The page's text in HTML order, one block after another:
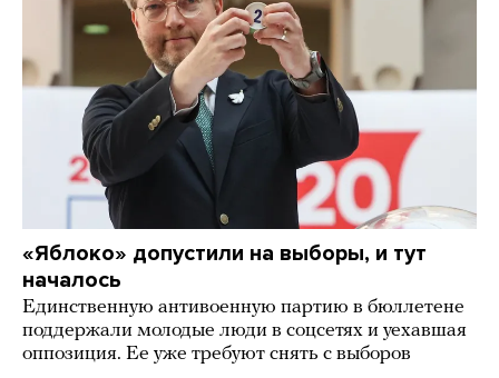
«Яблоко» допустили на выборы, и тут
началось
Единственную антивоенную партию в бюллетене
поддержали молодые люди в соцсетях и уехавшая
оппозиция. Ее уже требуют снять с выборов